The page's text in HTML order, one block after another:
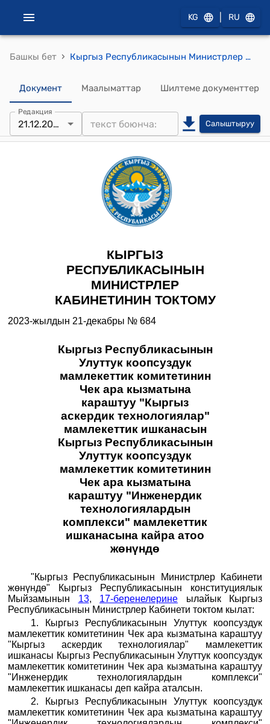
KG RU
Башкы бет › Кыргыз Республикасынын Министрлер Кабинетинин 2023-жылдын 21-декабрындагы № 684 "Кыргыз Республикасынын Улуттук коопсуздук мамлекеттик комитетинин Чек ара кызматына караштуу "Кыргыз аскердик технологиялар" мамлекеттик ишканасын Кыргыз Республикасынын Улуттук коопсуздук мамлекеттик комитетинин Чек ара кызматына караштуу "Инженердик технологиялардын комплекси" мамлекеттик ишканасына кайра атоо жөнүндө" токтому
Документ Маалыматтар Шилтеме документтер
Редакция
21.12.2023 Салыштыруу